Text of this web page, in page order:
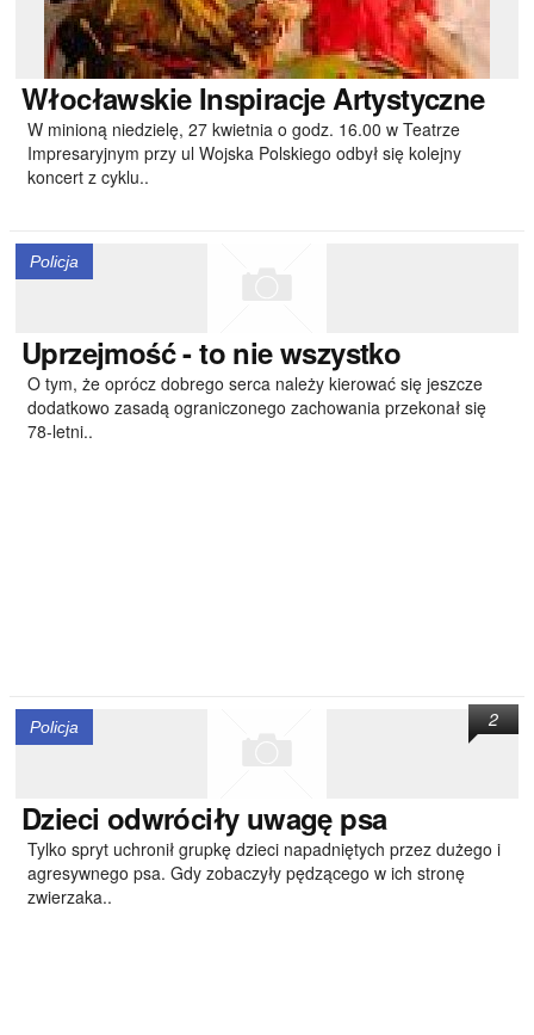
WłocławskieInspiracje Artystyczne
W minioną niedzielę, 27 kwietnia o godz. 16.00 w Teatrze
Impresaryjnym przy ul Wojska Polskiego odbył się kolejny
koncert z cyklu..
Policja
Uprzejmość- to nie wszystko
O tym, że oprócz dobrego serca należy kierować się jeszcze
dodatkowo zasadą ograniczonego zachowania przekonał się
78-letni..
Policja
Dzieci odwróciły uwagę psa
Tylko spryt uchronił grupkę dzieci napadniętych przez dużego i
agresywnego psa. Gdy zobaczyły pędzącego w ich stronę
zwierzaka..
2